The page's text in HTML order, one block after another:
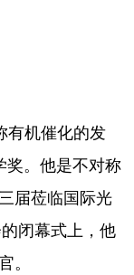
机催化的发
奖。他是不对称
届莅临国际光
闭幕式上，他
。